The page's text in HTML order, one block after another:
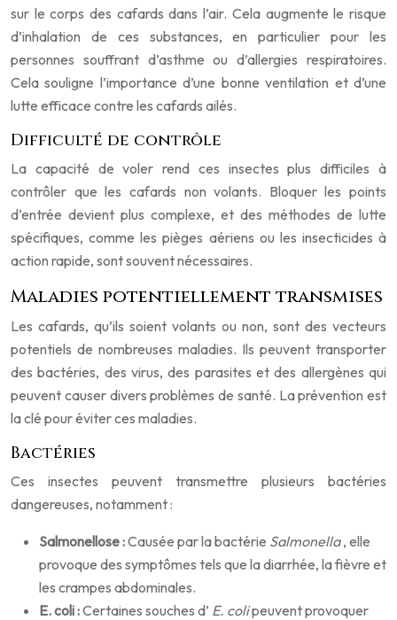
sur le corps des cafards dans l’air. Cela augmente le risque
d’inhalation de ces substances, en particulier pour les
personnes souffrant d’asthme ou d’allergies respiratoires.
Cela souligne l’importance d’une bonne ventilation et d’une
lutte efficace contre les cafards ailés.
Difficulté de contrôle
La capacité de voler rend ces insectes plus difficiles à
contrôler que les cafards non volants. Bloquer les points
d’entrée devient plus complexe, et des méthodes de lutte
spécifiques, comme les pièges aériens ou les insecticides à
action rapide, sont souvent nécessaires.
Maladies potentiellement transmises
Les cafards, qu’ils soient volants ou non, sont des vecteurs
potentiels de nombreuses maladies. Ils peuvent transporter
des bactéries, des virus, des parasites et des allergènes qui
peuvent causer divers problèmes de santé. La prévention est
la clé pour éviter ces maladies.
Bactéries
Ces insectes peuvent transmettre plusieurs bactéries
dangereuses, notamment :
Salmonellose :Causée par la bactérie Salmonella, elle
provoque des symptômes tels que la diarrhée, la fièvre et
les crampes abdominales.
E. coli :Certaines souches d’ E. colipeuvent provoquer